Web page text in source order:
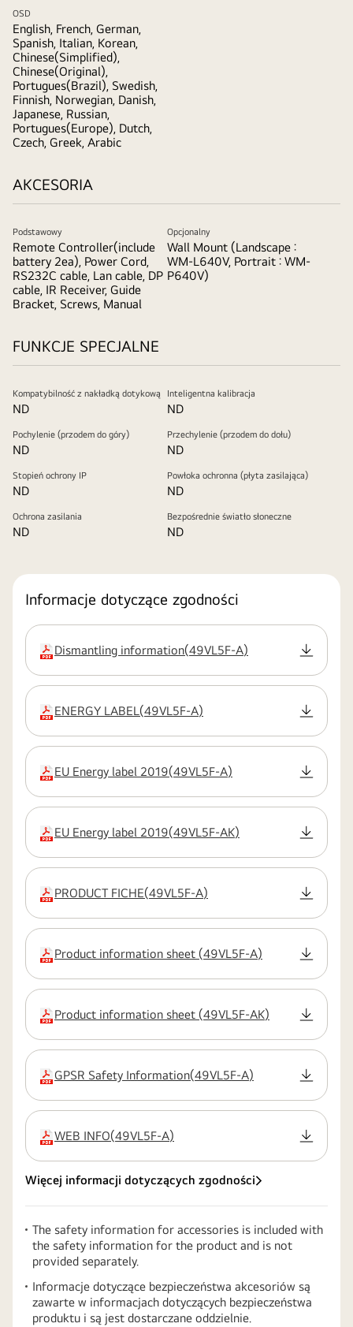
OSD
English, French, German,
Spanish, Italian, Korean,
Chinese(Simplified),
Chinese(Original),
Portugues(Brazil), Swedish,
Finnish, Norwegian, Danish,
Japanese, Russian,
Portugues(Europe), Dutch,
Czech, Greek, Arabic
AKCESORIA
Podstawowy
Remote Controller(include
battery 2ea), Power Cord,
RS232C cable, Lan cable, DP
cable, IR Receiver, Guide
Bracket, Screws, Manual
Opcjonalny
Wall Mount (Landscape :
WM-L640V, Portrait : WM-
P640V)
FUNKCJE SPECJALNE
Kompatybilność z nakładką dotykową
ND
Inteligentna kalibracja
ND
Pochylenie (przodem do góry)
ND
Przechylenie (przodem do dołu)
ND
Stopień ochrony IP
ND
Powłoka ochronna (płyta zasilająca)
ND
Ochrona zasilania
ND
Bezpośrednie światło słoneczne
ND
Informacje dotyczące zgodności
rozszerzenie:pdf
Dismantling information(49VL5F-A)
rozszerzenie:pdf
ENERGY LABEL(49VL5F-A)
rozszerzenie:pdf
EU Energy label 2019(49VL5F-A)
rozszerzenie:pdf
EU Energy label 2019(49VL5F-AK)
rozszerzenie:pdf
PRODUCT FICHE(49VL5F-A)
rozszerzenie:pdf
Product information sheet (49VL5F-A)
rozszerzenie:pdf
Product information sheet (49VL5F-AK)
rozszerzenie:pdf
GPSR Safety Information(49VL5F-A)
rozszerzenie:pdf
WEB INFO(49VL5F-A)
Więcej informacji dotyczących zgodności
The safety information for accessories is included with
the safety information for the product and is not
provided separately.
Informacje dotyczące bezpieczeństwa akcesoriów są
zawarte w informacjach dotyczących bezpieczeństwa
produktu i są jest dostarczane oddzielnie.